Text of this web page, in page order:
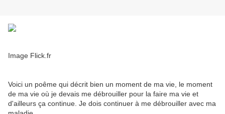
Image Flick.fr
Voici un poême qui décrit bien un moment de ma vie, le moment
de ma vie où je devais me débrouiller pour la faire ma vie et
d'ailleurs ça continue. Je dois continuer à me débrouiller avec ma